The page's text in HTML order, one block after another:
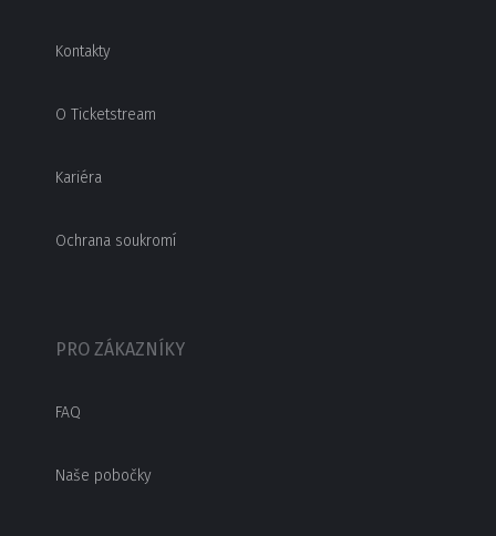
Kontakty
O Ticketstream
Kariéra
Ochrana soukromí
PRO ZÁKAZNÍKY
FAQ
Naše pobočky